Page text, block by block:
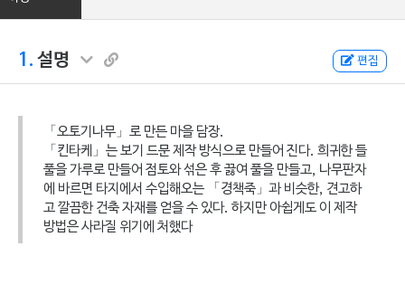
1. 설명 편집
「오토기나무」로 만든 마을 담장.
「킨타케」는 보기 드문 제작 방식으로 만들어 진다. 희귀한 들
풀을 가루로 만들어 점토와 섞은 후 끓여 풀을 만들고, 나무판자
에 바르면 타지에서 수입해오는 「경책죽」과 비슷한, 견고하
고 깔끔한 건축 자재를 얻을 수 있다. 하지만 아쉽게도 이 제작
방법은 사라질 위기에 처했다